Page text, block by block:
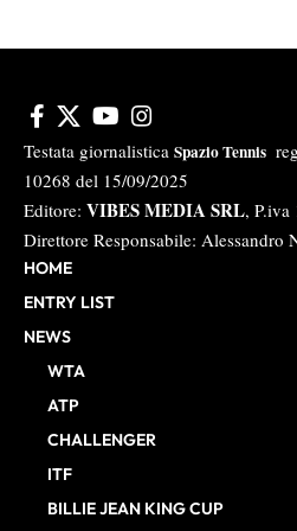
Testata giornalistica Spazio Tennis
10268 del 15/09/2025
Editore: VIBES MEDIA SRL, P.iva
Direttore Responsabile: Alessandro
HOME
ENTRY LIST
NEWS
WTA
ATP
CHALLENGER
ITF
BILLIE JEAN KING CUP